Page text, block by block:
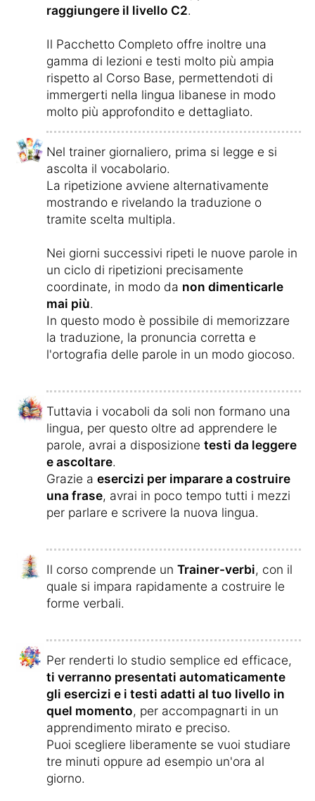
raggiungere il livello C2.
Il Pacchetto Completo offre inoltre una
gamma di lezioni e testi molto più ampia
rispetto al Corso Base, permettendoti di
immergerti nella lingua libanese in modo
molto più approfondito e dettagliato.
Nel trainer giornaliero, prima si legge e si
ascolta il vocabolario.
La ripetizione avviene alternativamente
mostrando e rivelando la traduzione o
tramite scelta multipla.
Nei giorni successivi ripeti le nuove parole in
un ciclo di ripetizioni precisamente
coordinate, in modo da non dimenticarle
mai più.
In questo modo è possibile di memorizzare
la traduzione, la pronuncia corretta e
l'ortografia delle parole in un modo giocoso.
Tuttavia i vocaboli da soli non formano una
lingua, per questo oltre ad apprendere le
parole, avrai a disposizione testi da leggere
e ascoltare.
Grazie a esercizi per imparare a costruire
una frase, avrai in poco tempo tutti i mezzi
per parlare e scrivere la nuova lingua.
Il corso comprende un Trainer-verbi, con il
quale si impara rapidamente a costruire le
forme verbali.
Per renderti lo studio semplice ed efficace,
ti verranno presentati automaticamente
gli esercizi e i testi adatti al tuo livello in
quel momento, per accompagnarti in un
apprendimento mirato e preciso.
Puoi scegliere liberamente se vuoi studiare
tre minuti oppure ad esempio un'ora al
giorno.